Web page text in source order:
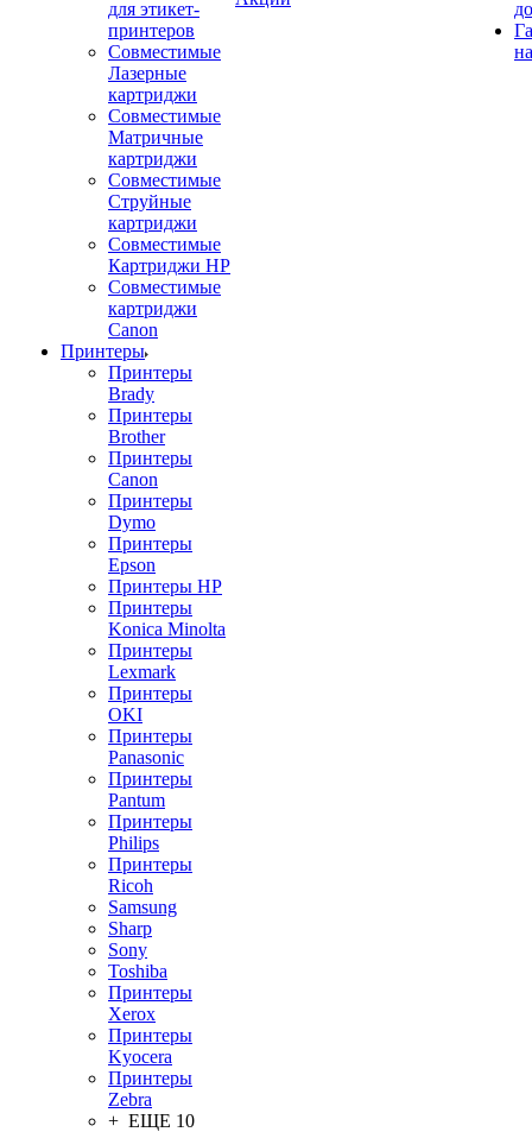
для этикет-
принтеров
Совместимые
Лазерные
картриджи
Совместимые
Матричные
картриджи
Совместимые
Струйные
картриджи
Совместимые
Картриджи HP
Совместимые
картриджи
Canon
Принтеры
Принтеры
Brady
Принтеры
Brother
Принтеры
Canon
Принтеры
Dymo
Принтеры
Epson
Принтеры HP
Принтеры
Konica Minolta
Принтеры
Lexmark
Принтеры
OKI
Принтеры
Panasonic
Принтеры
Pantum
Принтеры
Philips
Принтеры
Ricoh
Samsung
Sharp
Sony
Toshiba
Принтеры
Xerox
Принтеры
Kyocera
Принтеры
Zebra
+ ЕЩЕ 10